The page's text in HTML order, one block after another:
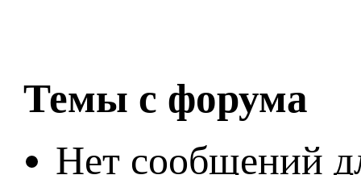
Темы с форума
Нет сообщений